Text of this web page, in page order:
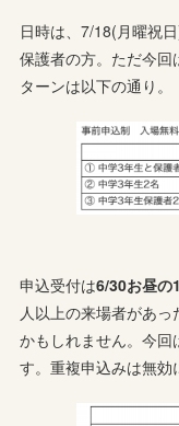
日時は、7/18(月曜祝
保護者の方。ただ今回
ターンは以下の通り。
申込受付は6/30お昼の
人以上の来場者があ
かもしれません。今
す。重複申込みは無効